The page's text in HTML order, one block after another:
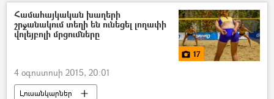
Համահայկական խաղերի
շրջանակում տեղի են ունեցել լողափի
վոլեյբոլի մրցումները
17
4 օգոստոսի 2015, 20:01
Լուսանկարներ